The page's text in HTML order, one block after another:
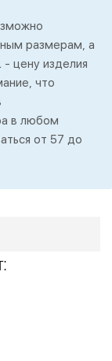
размерам, а
- цену изделия
что
в любом
от 57 до